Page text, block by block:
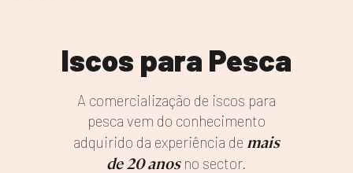
esc casino garante segurança e
conveniência. Oferece múltiplas
opções de pagamento, incluindo
cartões de crédito, transferências
Iscos para Pesca
A comercialização de iscos para
pesca vem do conhecimento
adquirido da experiência de mais
de 20 anosno sector.